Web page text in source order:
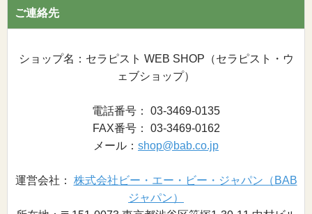
ご連絡先
ショップ名：セラピスト WEB SHOP（セラピスト・ウ
ェブショップ）
電話番号： 03-3469-0135
FAX番号： 03-3469-0162
メール： shop@bab.co.jp
運営会社： 株式会社ビー・エー・ビー・ジャパン（BAB
ジャパン）